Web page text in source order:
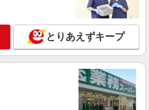
円〜1450円（経験・能力による） ※
゜+゜・。○。・゜+゜ 入社祝い金10
インセンテ
い可能（規程
市の家電量販店
詳細を見る
とりあえずキープ